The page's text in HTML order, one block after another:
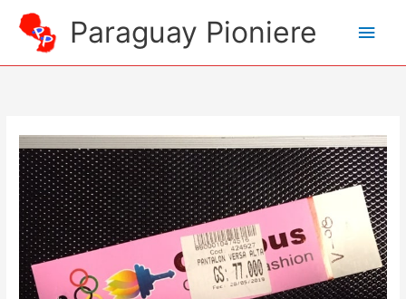
Inhalt
springen
Paraguay Pioniere